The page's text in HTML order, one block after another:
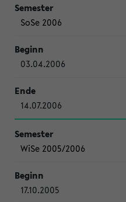
SoSe 2006
03.04.2006
14.07.2006
WiSe 2005/2006
17.10.2005